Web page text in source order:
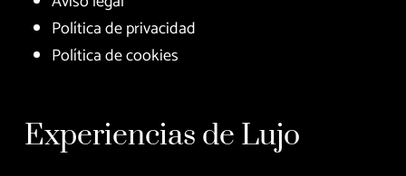
Política de privacidad
Política de cookies
Experiencias de Lujo